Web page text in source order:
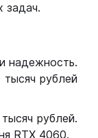
задач.
надежность.
рублей
рублей.
RTX 4060.